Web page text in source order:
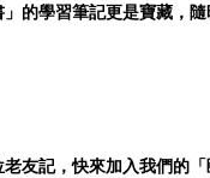
的學習筆記更是寶藏，
老友記，快來加入我們的